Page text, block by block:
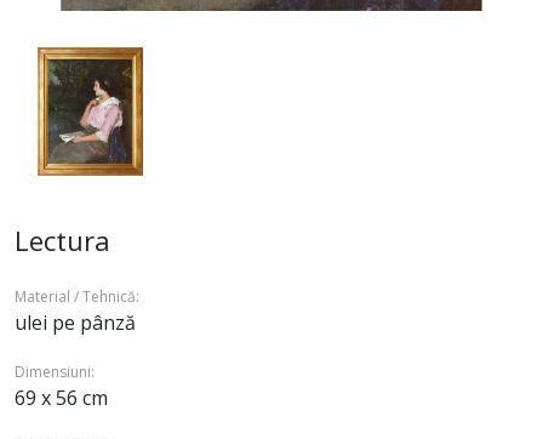
Lectura
Material / Tehnică:
ulei pe pânză
Dimensiuni:
69 x 56 cm